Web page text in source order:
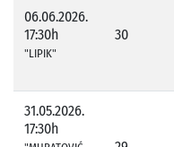
06.06.2026.
17:30h
"LIPIK"
30
31.05.2026.
17:30h